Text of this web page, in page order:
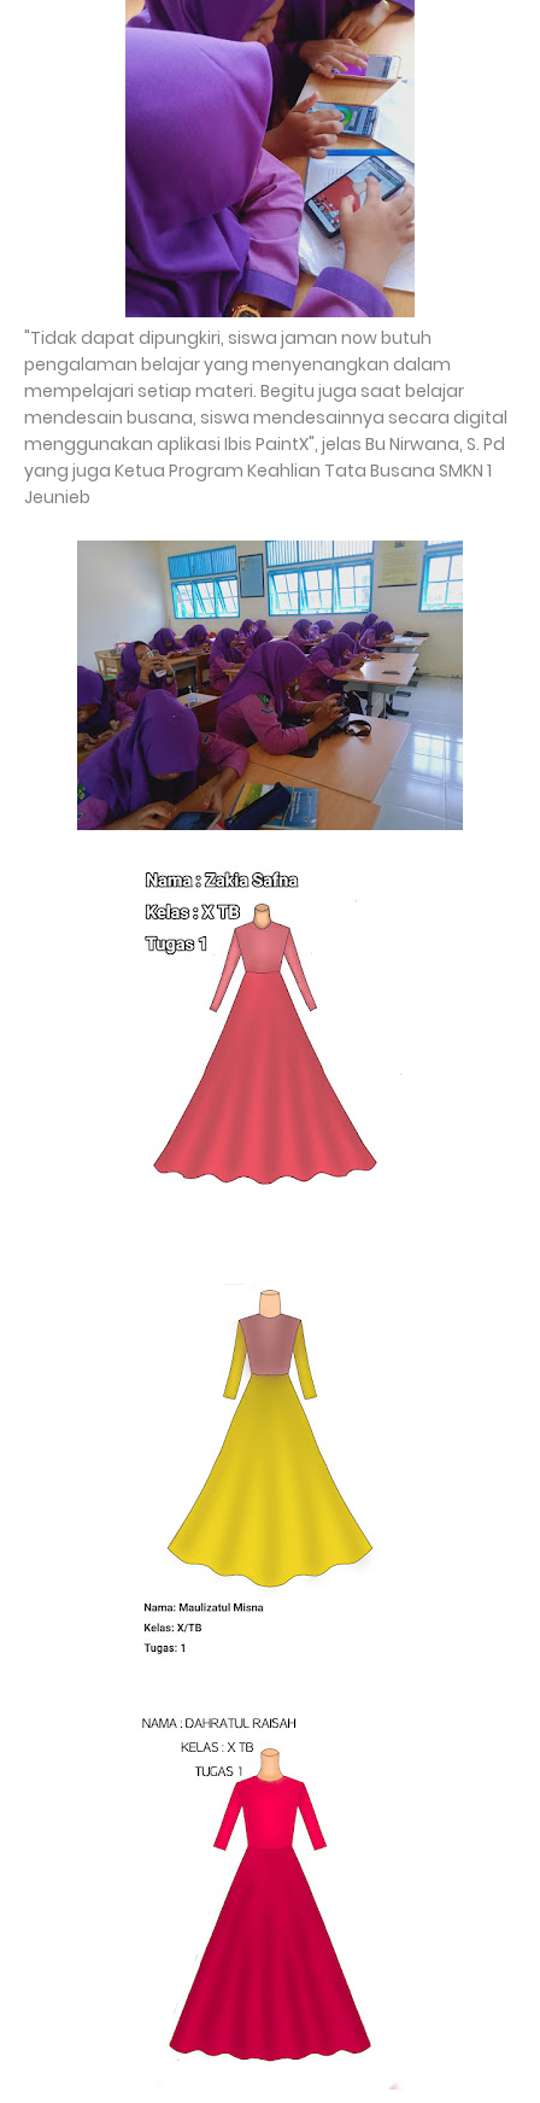
"Tidak dapat dipungkiri, siswa jaman now butuh
pengalaman belajar yang menyenangkan dalam
mempelajari setiap materi. Begitu juga saat belajar
mendesain busana, siswa mendesainnya secara digital
menggunakan aplikasi Ibis PaintX", jelas Bu Nirwana, S. Pd
yang juga Ketua Program Keahlian Tata Busana SMKN 1
Jeunieb